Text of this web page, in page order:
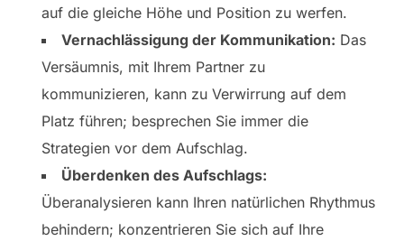
auf die gleiche Höhe und Position zu werfen.
Vernachlässigung der Kommunikation: Das
Versäumnis, mit Ihrem Partner zu
kommunizieren, kann zu Verwirrung auf dem
Platz führen; besprechen Sie immer die
Strategien vor dem Aufschlag.
Überdenken des Aufschlags:
Überanalysieren kann Ihren natürlichen Rhythmus
behindern; konzentrieren Sie sich auf Ihre